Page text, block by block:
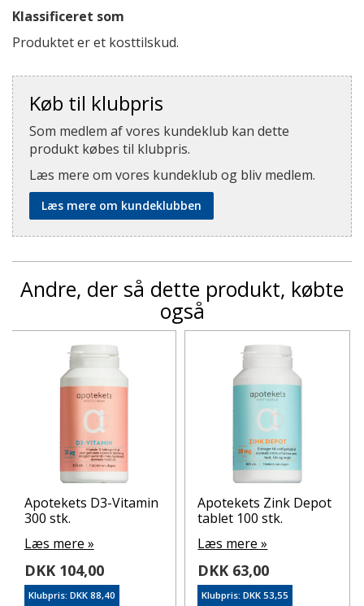
Klassificeret som
Produktet er et kosttilskud.
Køb til klubpris
Som medlem af vores kundeklub kan dette
produkt købes til klubpris.
Læs mere om vores kundeklub og bliv medlem.
Læs mere om kundeklubben
Andre, der så dette produkt, købte
også
Apotekets D3-Vitamin
300 stk.
Læs mere »
DKK 104,00
Klubpris: DKK 88,40
Apotekets Zink Depot
tablet 100 stk.
Læs mere »
DKK 63,00
Klubpris: DKK 53,55